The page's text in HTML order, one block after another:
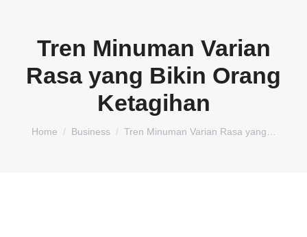
Tren Minuman Varian
Rasa yang Bikin Orang
Ketagihan
You are here:
Home Business Tren Minuman Varian Rasa yang…